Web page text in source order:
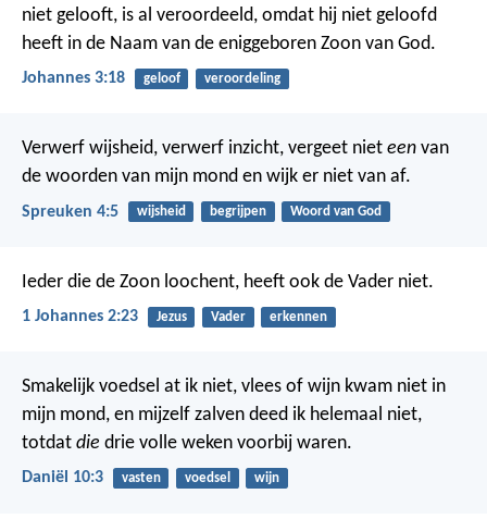
niet gelooft, is al veroordeeld, omdat hij niet geloofd
heeft in de Naam van de eniggeboren Zoon van God.
Johannes 3:18 geloof veroordeling
Verwerf wijsheid, verwerf inzicht, vergeet niet een van
de woorden van mijn mond en wijk er niet van af.
Spreuken 4:5 wijsheid begrijpen Woord van God
Ieder die de Zoon loochent, heeft ook de Vader niet.
1 Johannes 2:23 Jezus Vader erkennen
Smakelijk voedsel at ik niet, vlees of wijn kwam niet in
mijn mond, en mijzelf zalven deed ik helemaal niet,
totdat die drie volle weken voorbij waren.
Daniël 10:3 vasten voedsel wijn